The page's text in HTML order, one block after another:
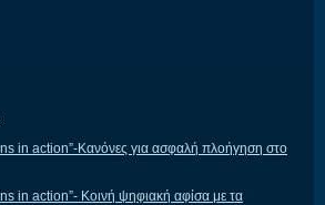
in action”-Κανόνες για ασφαλή πλοήγηση στο
in action”- Κοινή ψηφιακή αφίσα με τα